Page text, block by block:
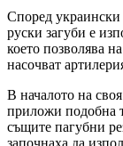
Според украински
руски загуби е
което позволява
насочват
В началото на
приложи подобна
същите пагубни
започнаха да